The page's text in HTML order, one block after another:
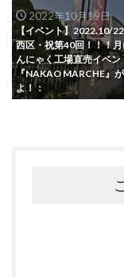
2022年10月19日
【イベント】2022.10/
西区・祝第40回！！！
んにゃく工場直売イベン
『NAKAO MARCHE』
よ！：